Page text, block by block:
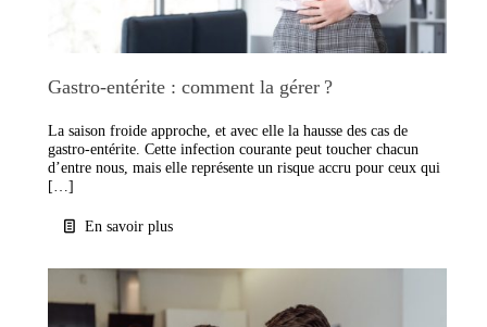
Gastro-entérite : comment la gérer ?
La saison froide approche, et avec elle la hausse des cas de
gastro-entérite. Cette infection courante peut toucher chacun
d’entre nous, mais elle représente un risque accru pour ceux qui
[…]
En savoir plus